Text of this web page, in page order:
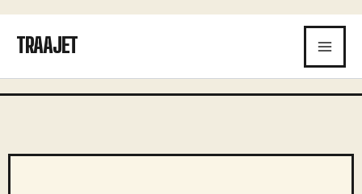
contenu
TRAAJET